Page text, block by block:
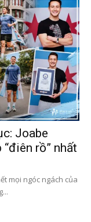
Joabe
rồ” nhất
mọi ngóc ngách của